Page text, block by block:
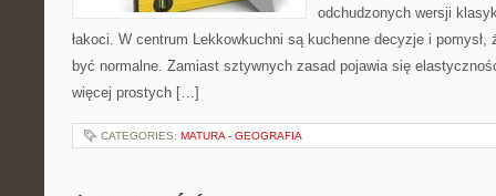
odchudzonych wersji
łakoci. W centrum Lekkowkuchni są kuchenne decyzje i pomysł,
być normalne. Zamiast sztywnych zasad pojawia się
więcej prostych […]
CATEGORIES: MATURA - GEOGRAFIA